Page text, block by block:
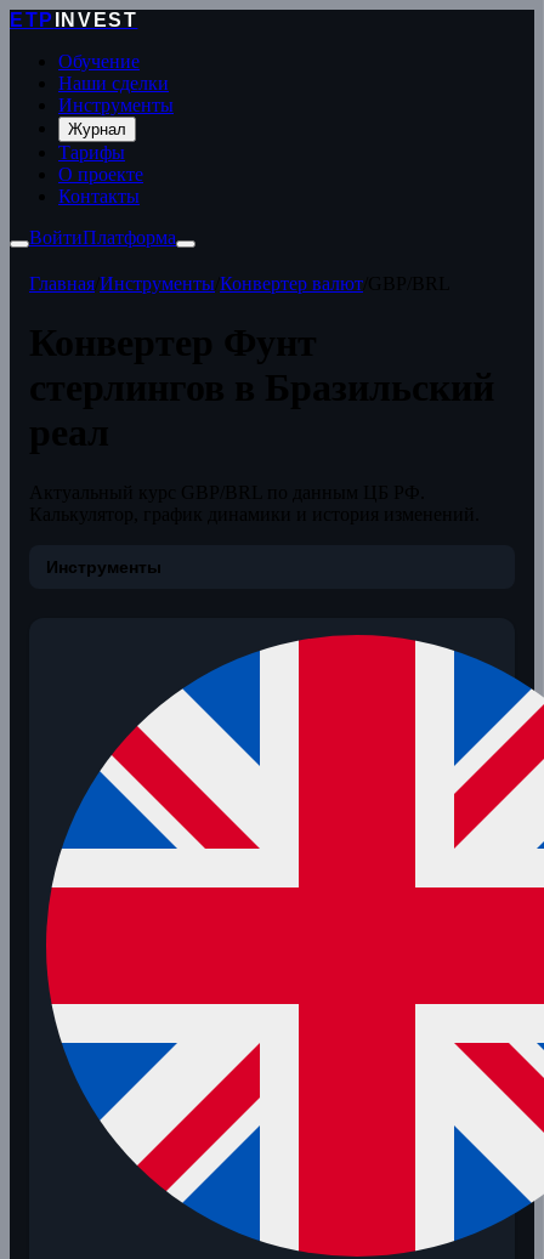
ETP
INVEST
Обучение
Наши сделки
Инструменты
Журнал
Тарифы
О проекте
Контакты
ВойтиПлатформа
Главная Инструменты Конвертер валют
Инструменты